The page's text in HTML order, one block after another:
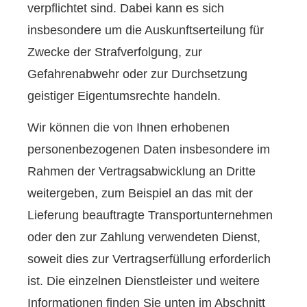
verpflichtet sind. Dabei kann es sich
insbesondere um die Auskunftserteilung für
Zwecke der Strafverfolgung, zur
Gefahrenabwehr oder zur Durchsetzung
geistiger Eigentumsrechte handeln.
Wir können die von Ihnen erhobenen
personenbezogenen Daten insbesondere im
Rahmen der Vertragsabwicklung an Dritte
weitergeben, zum Beispiel an das mit der
Lieferung beauftragte Transportunternehmen
oder den zur Zahlung verwendeten Dienst,
soweit dies zur Vertragserfüllung erforderlich
ist. Die einzelnen Dienstleister und weitere
Informationen finden Sie unten im Abschnitt